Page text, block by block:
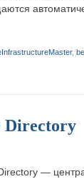
,
Directory
—